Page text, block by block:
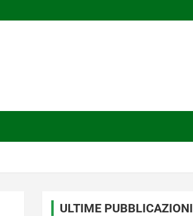
ULTIME PUBBLICAZIONI